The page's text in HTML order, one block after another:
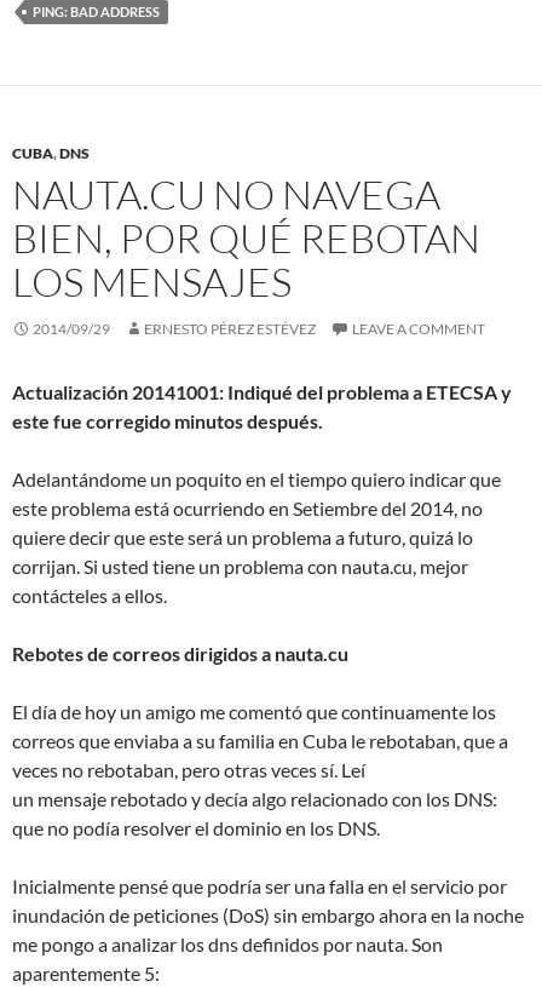
PING: BAD ADDRESS
CUBA,DNS
NAUTA.CU NO NAVEGA
BIEN, POR QUÉ REBOTAN
LOS MENSAJES
2014/09/29 ERNESTO PÉREZ ESTÉVEZ LEAVE A COMMENT
Actualización 20141001: Indiqué del problema a ETECSA y
este fue corregido minutos después.
Adelantándome un poquito en el tiempo quiero indicar que
este problema está ocurriendo en Setiembre del 2014, no
quiere decir que este será un problema a futuro, quizá lo
corrijan. Si usted tiene un problema con nauta.cu, mejor
contácteles a ellos.
Rebotes de correos dirigidos a nauta.cu
El día de hoy un amigo me comentó que continuamente los
correos que enviaba a su familia en Cuba le rebotaban, que a
veces no rebotaban, pero otras veces sí. Leí
un mensaje rebotado y decía algo relacionado con los DNS:
que no podía resolver el dominio en los DNS.
Inicialmente pensé que podría ser una falla en el servicio por
inundación de peticiones (DoS) sin embargo ahora en la noche
me pongo a analizar los dns definidos por nauta. Son
aparentemente 5: